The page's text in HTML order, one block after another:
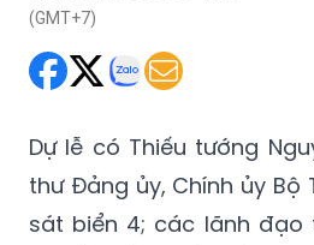
(GMT+7)
Dự lễ có Thiếu tướng
thư Đảng ủy, Chính ủy Bộ
sát biển 4; các lãnh đạo